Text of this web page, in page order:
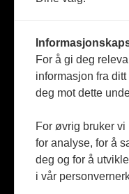
For å gi deg
informasjon fra
deg mot dette
For øvrig bruker
for analyse, for å
deg og for å
i vår